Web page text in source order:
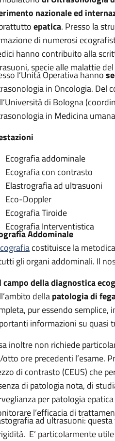
ed interventistica
diagnostica ed interventistica
diagnostica ed interventistica
diagnostica ed
nazionale ed
epatica. Presso la
di numerosi
hanno contribuito alla
specie alle malattie
l’Unità Operativa hanno
in Oncologia. Del
di Bologna
in
Ecografia addominale
Ecografia con contrasto
Elastrografia ad ultrasuoni
Eco-Doppler
Ecografia Tiroide
Ecografia Interventistica
Addominale
costituisce la
gli organi addominali. Il
campo della diagnostica
dellapatologia di
pur essendo
informazioni su quasi
inoltre non richiede
otto ore precedenti l’esame.
di contrasto (CEUS) che
di patologia nota, di
per patologia
l’efficacia di
ad ultrasuoni:
E’ particolarmente